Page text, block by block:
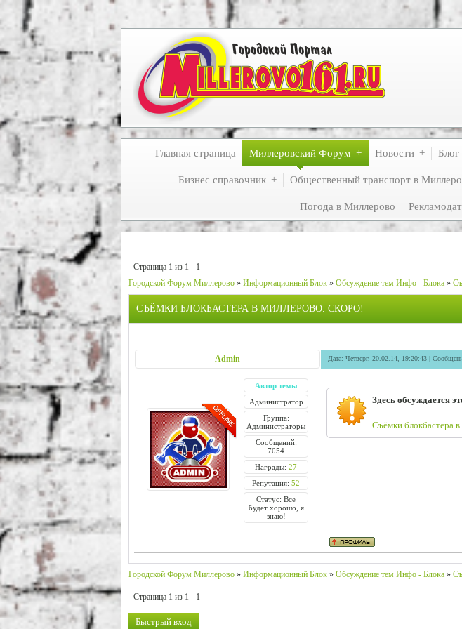
Главная страница Миллеровский Форум Новости
Бизнес справочник Общественный транспорт в
Погода в Миллерово
Страница 1 из 1
1
Городской Форум Миллерово » Информационный Блок » Обсуждение тем Инфо - Блока »
СЪЁМКИ БЛОКБАСТЕРА В МИЛЛЕРОВО. СКОРО!
Admin Дата: Четверг, 20.02.14, 19:20:43 |
Автор темы
Администратор
Группа:
Администраторы
Сообщений:
7054
Награды: 27
Репутация: 52
Статус: Все
будет хорошо, я
знаю!
Здесь обсуждается
Съёмки блокбастера
Городской Форум Миллерово » Информационный Блок » Обсуждение тем Инфо - Блока »
Страница 1 из 1 1